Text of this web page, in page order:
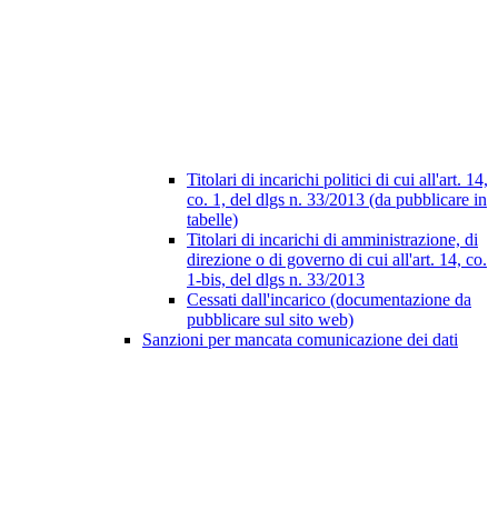
Titolari di incarichi politici di cui all'art. 14,
co. 1, del dlgs n. 33/2013 (da pubblicare in
tabelle)
Titolari di incarichi di amministrazione, di
direzione o di governo di cui all'art. 14, co.
1-bis, del dlgs n. 33/2013
Cessati dall'incarico (documentazione da
pubblicare sul sito web)
Sanzioni per mancata comunicazione dei dati